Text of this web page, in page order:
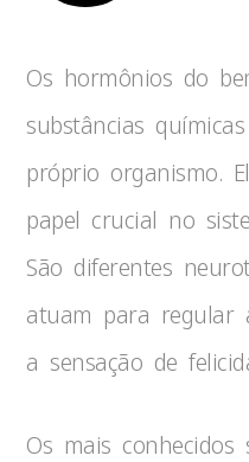
Os hormônios do
substâncias
próprio organismo.
papel crucial no
São diferentes
atuam para regular
a sensação de
Os mais